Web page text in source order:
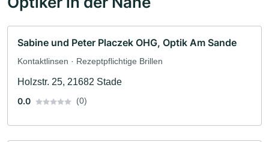
Sabine und Peter Placzek OHG, Optik Am Sande
Kontaktlinsen · Rezeptpflichtige Brillen
Holzstr. 25, 21682 Stade
0.0
(0)